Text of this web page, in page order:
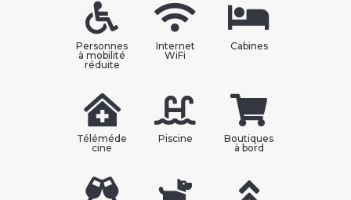
Personnes
à mobilité
réduite
Internet
WiFi
Cabines
Téléméde
cine
Piscine
Boutiques
à bord